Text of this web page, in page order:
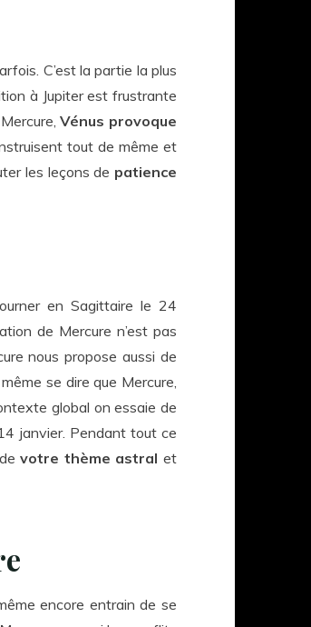
C’est la partie la plus
à Jupiter est frustrante
Vénus provoque
tout de même et
les leçons de patience
en Sagittaire le 24
de Mercure n’est pas
nous propose aussi de
se dire que Mercure,
global on essaie de
janvier. Pendant tout ce
devotre thème astralet
encore entrain de se